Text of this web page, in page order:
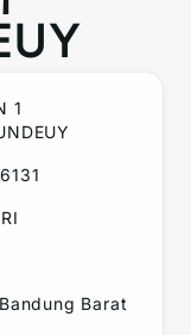
1
Barat